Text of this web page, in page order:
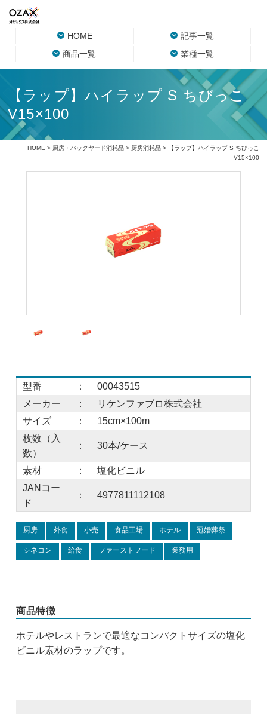
HOME
記事一覧
商品一覧
業種一覧
【ラップ】ハイラップ S ちびっこ
V15×100
HOME > 厨房・バックヤード消耗品> 厨房消耗品> 【ラップ】ハイラップ S ちびっこ
V15×100
型番 ：
00043515
メーカー
：
リケンファブロ株式会社
サイズ
：
15cm×100m
枚数（入
数）
： 30本/ケース
素材 ：
塩化ビニル
JANコー
ド
： 4977811112108
厨房 外食 小売 食品工場 ホテル 冠婚葬祭
シネコン 給食 ファーストフード 業務用
商品特徴
ホテルやレストランで最適なコンパクトサイズの塩化
ビニル素材のラップです。